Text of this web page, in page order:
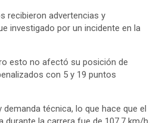
recibieron advertencias y
investigado por un incidente en la
esto no afectó su posición de
con 5 y 19 puntos
técnica, lo que hace que el